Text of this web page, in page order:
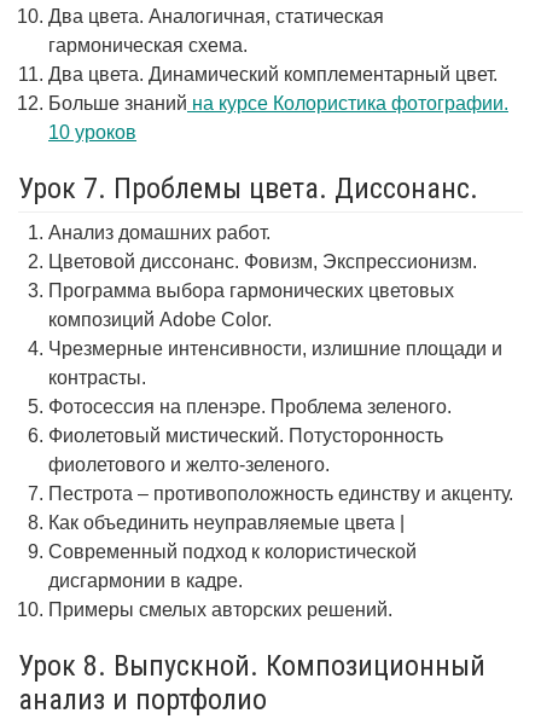
Два цвета. Аналогичная, статическая
гармоническая схема.
Два цвета. Динамический комплементарный цвет.
Больше знаний на курсе Колористика фотографии.
10 уроков
Урок 7. Проблемы цвета. Диссонанс.
Анализ домашних работ.
Цветовой диссонанс. Фовизм, Экспрессионизм.
Программа выбора гармонических цветовых
композиций Adobe Color.
Чрезмерные интенсивности, излишние площади и
контрасты.
Фотосессия на пленэре. Проблема зеленого.
Фиолетовый мистический. Потусторонность
фиолетового и желто-зеленого.
Пестрота – противоположность единству и акценту.
Как объединить неуправляемые цвета |
Современный подход к колористической
дисгармонии в кадре.
Примеры смелых авторских решений.
Урок 8. Выпускной. Композиционный
анализ и портфолио